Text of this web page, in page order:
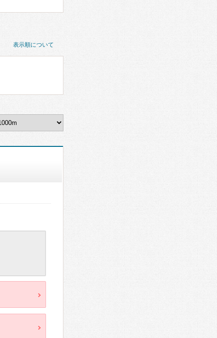
表示順について